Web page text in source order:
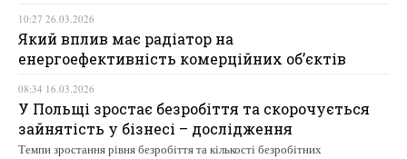
10:27 26.03.2026
Який вплив має радіатор на
енергоефективність комерційних об’єктів
08:34 16.03.2026
У Польщі зростає безробіття та скорочується
зайнятість у бізнесі – дослідження
Темпи зростання рівня безробіття та кількості безробітних